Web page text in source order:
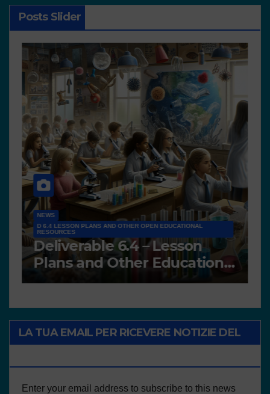
Posts Slider
NEWS
D 6.4 LESSON PLANS AND OTHER OPEN EDUCATIONAL
RESOURCES
Deliverable 6.4 – Lesson
Plans and Other Educational
resources
LA TUA EMAIL PER RICEVERE NOTIZIE DEL
Enter your email address to subscribe to this news